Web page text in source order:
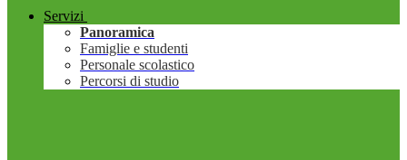
Servizi
Panoramica
Famiglie e studenti
Personale scolastico
Percorsi di studio